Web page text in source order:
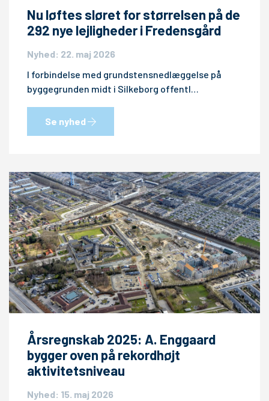
Nu løftes sløret for størrelsen på de
292 nye lejligheder i Fredensgård
Nyhed: 22. maj 2026
I forbindelse med grundstensnedlæggelse på
byggegrunden midt i Silkeborg offentl…
Se nyhed
Årsregnskab 2025: A. Enggaard
bygger oven på rekordhøjt
aktivitetsniveau
Nyhed: 15. maj 2026